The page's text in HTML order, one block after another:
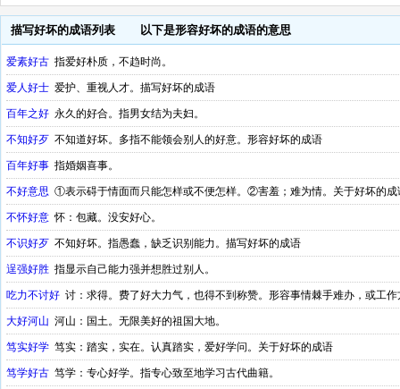
描写好坏的成语列表 以下是形容好坏的成语的意思
爱素好古 指爱好朴质，不趋时尚。
爱人好士 爱护、重视人才。描写好坏的成语
百年之好 永久的好合。指男女结为夫妇。
不知好歹 不知道好坏。多指不能领会别人的好意。形容好坏的成语
百年好事 指婚姻喜事。
不好意思 ①表示碍于情面而只能怎样或不便怎样。②害羞；难为情。关于好坏的成
不怀好意 怀：包藏。没安好心。
不识好歹 不知好坏。指愚蠢，缺乏识别能力。描写好坏的成语
逞强好胜 指显示自己能力强并想胜过别人。
吃力不讨好 讨：求得。费了好大力气，也得不到称赞。形容事情棘手难办，或工
大好河山 河山：国土。无限美好的祖国大地。
笃实好学 笃实：踏实，实在。认真踏实，爱好学问。关于好坏的成语
笃学好古 笃学：专心好学。指专心致至地学习古代曲籍。